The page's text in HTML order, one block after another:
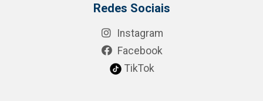
Redes Sociais
Instagram
Facebook
TikTok